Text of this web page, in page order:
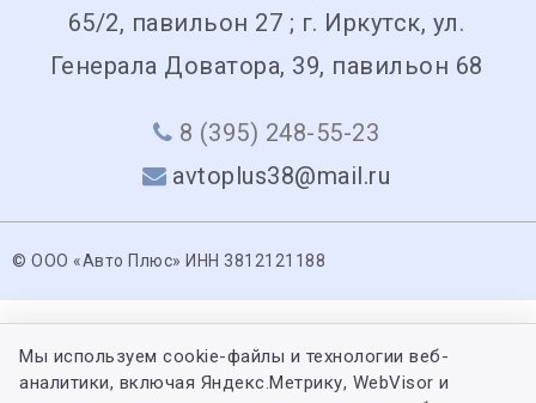
65/2, павильон 27 ; г. Иркутск, ул.
Генерала Доватора, 39, павильон 68
8 (395) 248-55-23
avtoplus38@mail.ru
© ООО «Авто Плюс» ИНН 3812121188
Мы используем cookie-файлы и технологии веб-
аналитики, включая Яндекс.Метрику, WebVisor и